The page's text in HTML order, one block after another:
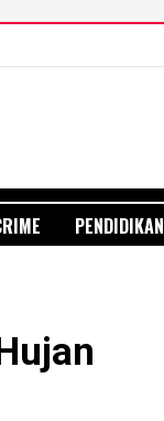
PENDIDIKAN